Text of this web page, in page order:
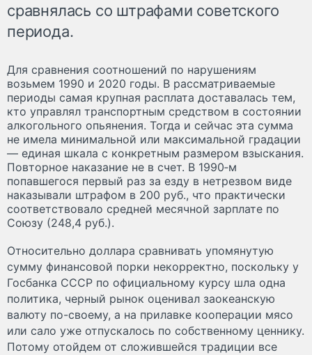
сравнялась со штрафами советского
периода.
Для сравнения соотношений по нарушениям
возьмем 1990 и 2020 годы. В рассматриваемые
периоды самая крупная расплата доставалась тем,
кто управлял транспортным средством в состоянии
алкогольного опьянения. Тогда и сейчас эта сумма
не имела минимальной или максимальной градации
— единая шкала с конкретным размером взыскания.
Повторное наказание не в счет. В 1990‑м
попавшегося первый раз за езду в нетрезвом виде
наказывали штрафом в 200 руб., что практически
соответствовало средней месячной зарплате по
Союзу (248,4 руб.).
Относительно доллара сравнивать упомянутую
сумму финансовой порки некорректно, поскольку у
Госбанка СССР по официальному курсу шла одна
политика, черный рынок оценивал заокеанскую
валюту по-своему, а на прилавке кооперации мясо
или сало уже отпускалось по собственному ценнику.
Потому отойдем от сложившейся традиции все